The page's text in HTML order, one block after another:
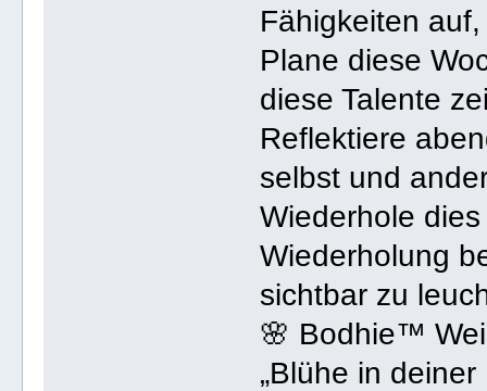
Fähigkeiten
Plane diese
diese Talente
Reflektiere
selbst und
Wiederhole
Wiederholung
sichtbar zu
🌸 Bodhie™
„Blühe in